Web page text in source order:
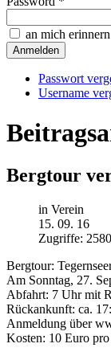
an mich erinnern
Passwort
Username
Bergtour
in Verein
15. 09. 16
Zugriffe: 2580
Bergtour:
Am Sonntag, 27.
Abfahrt: 7 Uhr mit
Rückankunft: ca.
Anmeldung über
Kosten: 10 Euro pro